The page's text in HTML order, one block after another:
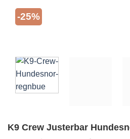
-25%
K9 Crew Justerbar